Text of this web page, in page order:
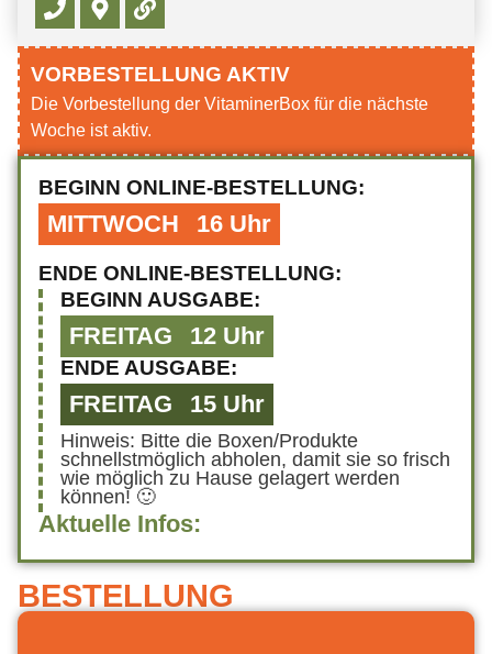
VORBESTELLUNG AKTIV
Die Vorbestellung der VitaminerBox für die nächste
Woche ist aktiv.
BEGINN ONLINE-BESTELLUNG:
MITTWOCH 16 Uhr
ENDE ONLINE-BESTELLUNG:
BEGINN AUSGABE:
FREITAG 12 Uhr
ENDE AUSGABE:
FREITAG 15 Uhr
Hinweis: Bitte die Boxen/Produkte
schnellstmöglich abholen, damit sie so frisch
wie möglich zu Hause gelagert werden
können! 🙂
Aktuelle Infos:
BESTELLUNG